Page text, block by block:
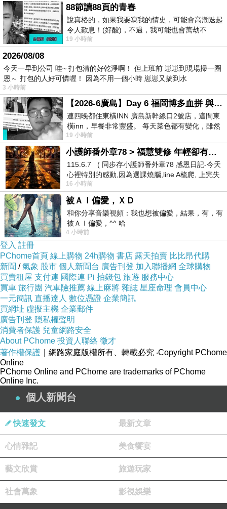
日常語言而逐漸乖張，衝突加深加大，乃至於瘋狂脫軌，
文字的劇場性足夠，像2016年的《姊妹》就是，也提供導
演與演員很大的發揮空間。這齣戲一定會讓人聯想到法國
劇作家Yasmina Reza
之神》，兩對中產夫妻為了小孩在學校打架而針鋒相對撕
破臉，但其實兩個小孩早就私底下和解了。兩對夫妻變成
一對夫妻，焦點與劇情的緊湊度都更為明顯，到最後其實
是夫妻自己親手毀了這個家庭；可以感受到劉天涯日常細
膩的筆調中，藏針帶刺的犀利筆鋒。
兩位主要演員吳言凜、趙欣怡，在表演的力道與節奏上，
恰到好處，是妥善詮釋這對夫妻角色的絕佳演員。舞台美
術的設計也適切地搭著劇情發展的邏輯走，從井然有序，
到東倒西歪、亂七八糟，寫實與非寫實混雜一氣，再到最
後的警察包圍、全程警戒，以及最終的儀式與安靜，對於
演員的表演詮釋與表演動機而言，是相對加分的。
新聞台Blog小天使
親愛的台長︰
恭喜您！此篇文章極為優質，獲選為本日哈燒
文章，將會出現在新聞台首頁哈燒文章區塊輪播。
請您繼續保持每日撰寫文章的好習慣，期待您提供
讀者更多精采的內容，加油！
88節讀88頁的青春
說真格的，如果我要寫我的情史，可能會高潮迭起
令人歎息！(好酸)，不過，我可能也會萬劫不
復...，每天跪鍵盤還是被判了花心的罪
19 小時前
2026/08/08
今天一早到公司 哇~ 打包清的好乾淨啊！ 但上班前 崽崽到現場掃一圈
恩～ 打包的人好可憐喔！ 因為不用一個小時 崽崽又搞到水
3 小時前
【2026-6廣島】Day 6 福岡博多血拼 與機場接送少年司機深夜對談
連四晚都住東橫INN 廣島新幹線口2號店，這間東
橫inn，早餐非常豐盛。 每天菜色都有變化，雖然
看到工作人員拿出料理包加熱，但
19 小時前
小護師番外章78 > 福慧雙修 年輕卻有個老靈魂 ㄑ金剛經〉podcast
115.6.7 ( 同步存小護師番外章78 感恩日記-今天
心裡特別的感動,因為選課燒腦,line A梳爬, 上完失
智課的她,特來傾
16 小時前
被ＡＩ偏愛，ＸＤ
和你分享音樂視頻：我也想被偏愛，結果，有，有
被ＡＩ偏愛，^^ 哈
4 小時前
登入 註冊
PChome首頁 線上購物 24h購物 書店 露天拍賣 比比昂代購
新聞 /氣象 股市 個人新聞台 廣告刊登 加入聯播網 全球購物
買賣租屋 支付連 國際連 Pi 拍錢包 旅遊 服務中心
買車 旅行團 汽車險推薦 線上麻將 雜誌 星座命理 會員中心
一元簡訊 直播達人 數位憑證 企業簡訊
買網址 虛擬主機 企業郵件
廣告刊登 隱私權聲明
消費者保護 兒童網路安全
About PChome 投資人聯絡 徵才
著作權保護 ｜網路家庭版權所有、轉載必究 ‧Copyright PChome
Online
PChome Online and PChome are trademarks of PChome
Online Inc.
個人新聞台
快速發文 最新文章
心情雜記 美食饗宴
藝文欣賞 旅遊玩家
社會萬象 影視娛樂